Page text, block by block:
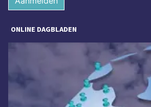
ONLINE DAGBLADEN